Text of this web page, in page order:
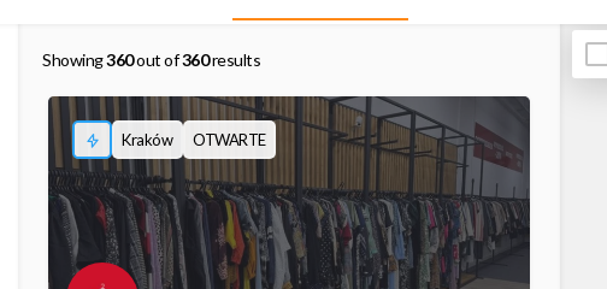
Showing360out of360results
Kraków OTWARTE